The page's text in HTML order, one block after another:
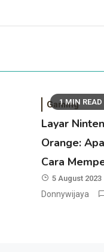
1 MIN READ
Gaming
Layar
Orange:
Cara
5 August 2023
Donnywijaya